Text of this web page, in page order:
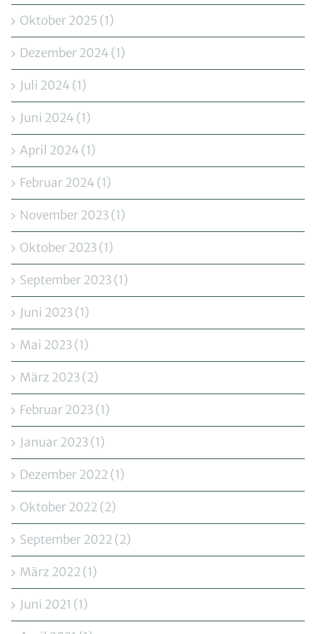
Oktober 2025 (1)
Dezember 2024 (1)
Juli 2024 (1)
Juni 2024 (1)
April 2024 (1)
Februar 2024 (1)
November 2023 (1)
Oktober 2023 (1)
September 2023 (1)
Juni 2023 (1)
Mai 2023 (1)
März 2023 (2)
Februar 2023 (1)
Januar 2023 (1)
Dezember 2022 (1)
Oktober 2022 (2)
September 2022 (2)
März 2022 (1)
Juni 2021 (1)